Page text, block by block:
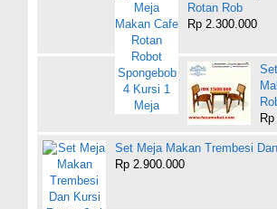
Rotan Rob
Rp 2.300.000
Set Meja Makan Trembesi
Rp 2.900.000